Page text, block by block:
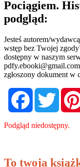
Pociągiem.
podgląd:
Jesteś autorem/
wstęp bez Twojej
dostępny w naszym
pdfy.ebooki@gmail.com
zgłoszony dokument w
FacebookTwitter
Podgląd niedostępny.
To twoja